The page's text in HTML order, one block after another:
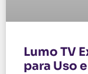
Lumo TV
para Uso